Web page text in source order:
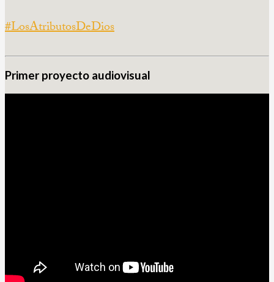
#LosAtributosDeDios‬
Primer proyecto audiovisual